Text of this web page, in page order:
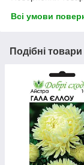
Всі умови
Подібні товари